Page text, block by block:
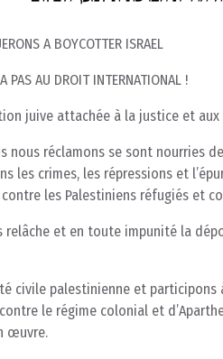
A BOYCOTTER ISRAEL
PAS AU DROIT INTERNATIONAL !
juive attachée à la justice et
nous réclamons se sont nourries
les crimes, les répressions et
les Palestiniens réfugiés et
relâche et en toute impunité la
civile palestinienne et participons
le régime colonial et
œuvre.